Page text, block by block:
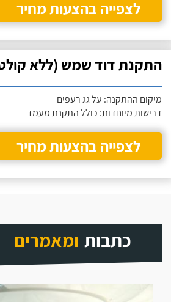
לצפייה בהצעות מחיר
התקנת דוד שמש (ללא קולטים),
מיקום ההתקנה: על גג רעפים
דרישות מיוחדות: כולל התקנת מעמד
לצפייה בהצעות מחיר
כתבות ומאמרים